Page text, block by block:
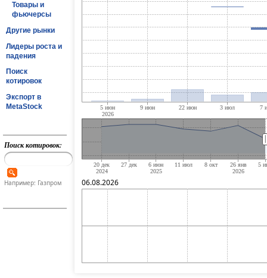
Товары и
фьючерсы
Другие рынки
Лидеры роста и
падения
Поиск
котировок
Экспорт в
MetaStock
Поиск котировок:
Например: Газпром 06.08.2026